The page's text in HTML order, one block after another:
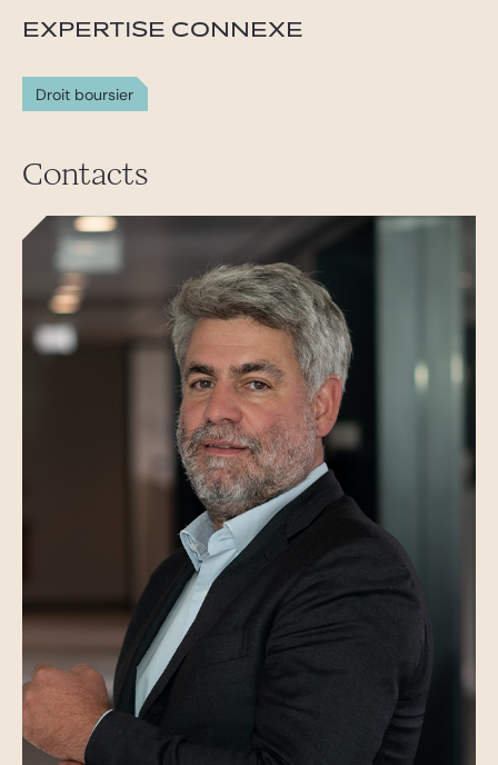
EXPERTISE CONNEXE
Droit boursier
Contacts